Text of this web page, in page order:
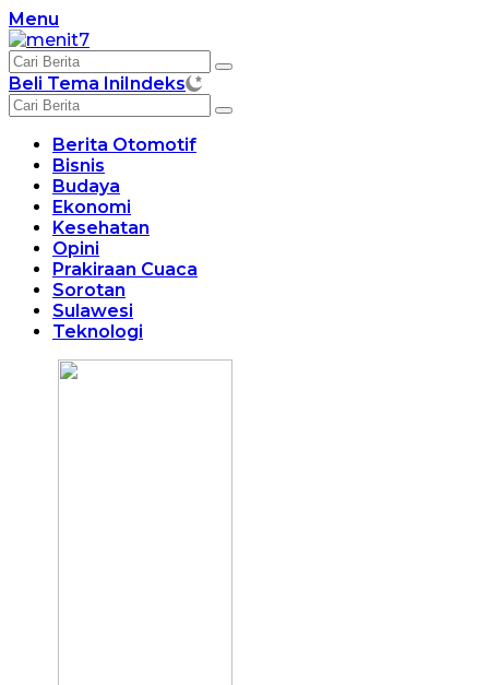
Langsung
ke
konten
Menu
Beli Tema IniIndeks
Berita Otomotif
Bisnis
Budaya
Ekonomi
Kesehatan
Opini
Prakiraan Cuaca
Sorotan
Sulawesi
Teknologi